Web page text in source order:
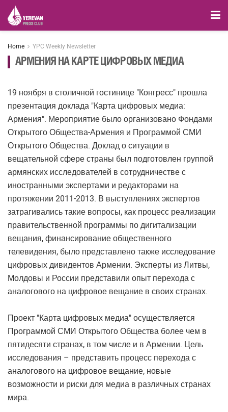
Home YPC Weekly Newsletter
АРМЕНИЯ НА КАРТЕ ЦИФРОВЫХ МЕДИА
19 ноября в столичной гостинице "Конгресс" прошла
презентация доклада "Карта цифровых медиа:
Армения". Мероприятие было организовано Фондами
Открытого Общества-Армения и Программой СМИ
Открытого Общества. Доклад о ситуации в
вещательной сфере страны был подготовлен группой
армянских исследователей в сотрудничестве с
иностранными экспертами и редакторами на
протяжении 2011-2013. В выступлениях экспертов
затрагивались такие вопросы, как процесс реализации
правительственной программы по дигитализации
вещания, финансирование общественного
телевидения, было представлено также исследование
цифровых дивидентов Армении. Эксперты из Литвы,
Молдовы и России представили опыт перехода с
аналогового на цифровое вещание в своих странах.
Проект "Карта цифровых медиа" осуществляется
Программой СМИ Открытого Общества более чем в
пятидесяти странах, в том числе и в Армении. Цель
исследования – представить процесс перехода с
аналогового на цифровое вещание, новые
возможности и риски для медиа в различных странах
мира.